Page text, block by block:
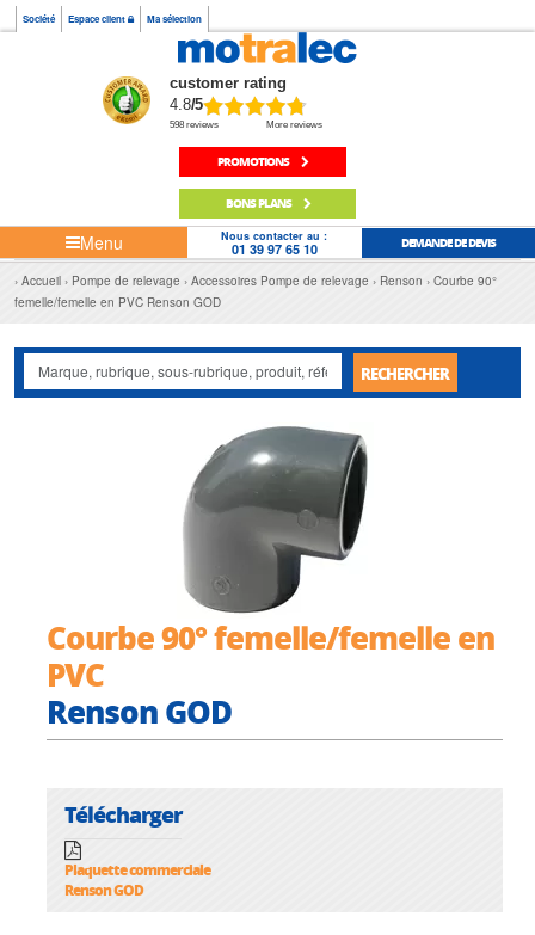
Société Espace client Ma sélection
customer rating
4.8/5
598 reviews More reviews
PROMOTIONS
BONS PLANS
Menu Nous contacter au :
01 39 97 65 10 DEMANDE DE DEVIS
Accueil Pompe de relevage Accessoires Pompe de relevage Renson
Courbe 90°
femelle/femelle en PVC Renson GOD
RECHERCHER
Courbe 90° femelle/femelle en
PVC
Renson GOD
Télécharger
Plaquette commerciale
Renson GOD